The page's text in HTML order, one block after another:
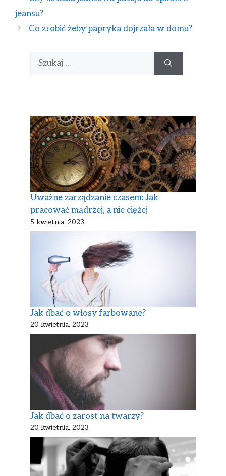
jeansu?
Co zrobić żeby papryka dojrzała w domu?
Uważne zarządzanie czasem: Jak
pracować mądrzej, a nie ciężej
5 kwietnia, 2023
Jak dbać o włosy farbowane?
20 kwietnia, 2023
Jak dbać o zarost na twarzy?
20 kwietnia, 2023